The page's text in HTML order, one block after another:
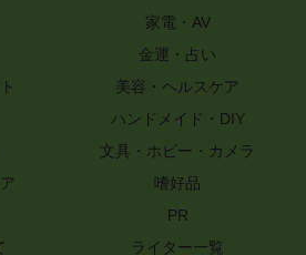
家電・AV
金運・占い
美容・ヘルスケア
ハンドメイド・DIY
文具・ホビー・カメラ
嗜好品
PR
ライター一覧